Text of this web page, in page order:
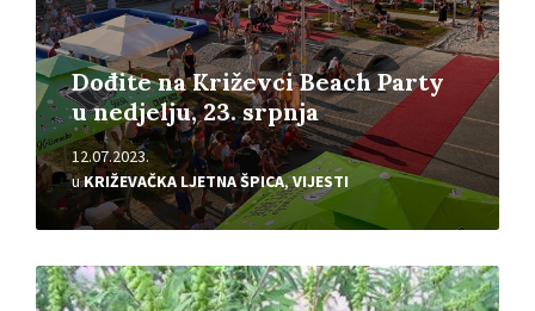
Dođite na Križevci Beach Party
u nedjelju, 23. srpnja
12.07.2023.
uKRIŽEVAČKA LJETNA ŠPICA,VIJESTI
Pročitajte
više